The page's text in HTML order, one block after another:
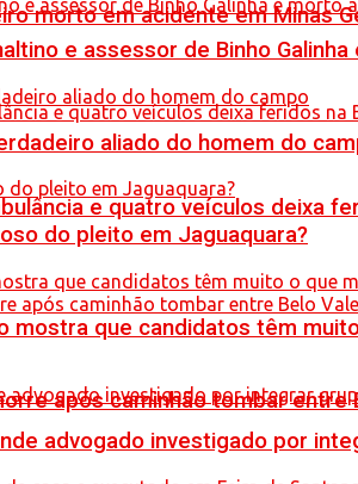
morto em acidente em Minas
e quatro veículos deixa
após caminhão tombar entre
e assessor de Binho
aliado do homem do
do pleito em Jaguaquara?
mostra que candidatos têm
advogado investigado por